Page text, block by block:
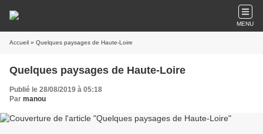
MENU
Accueil » Quelques paysages de Haute-Loire
Quelques paysages de Haute-Loire
Publié le 28/08/2019 à 05:18
Par manou